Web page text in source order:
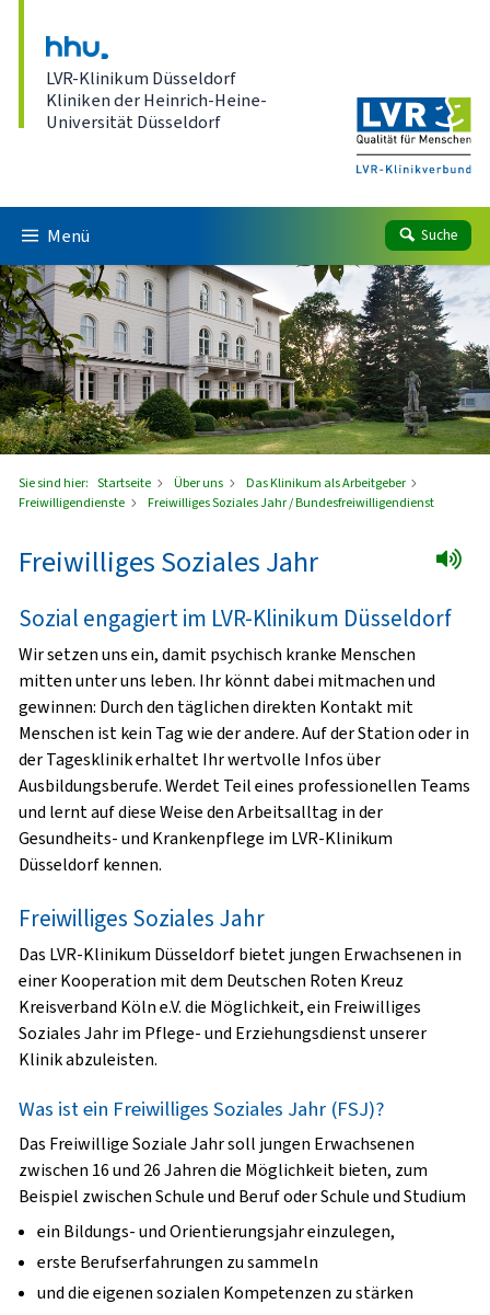
LVR-Klinikum Düsseldorf
Kliniken der Heinrich-Heine-
Universität Düsseldorf
Menü Suche
Sie sind hier: Startseite Über uns
Das Klinikum als Arbeitgeber
Freiwilligendienste
Freiwilliges Soziales Jahr / Bundesfreiwilligendienst
Freiwilliges Soziales Jahr
Sozial engagiert im LVR-Klinikum Düsseldorf
Wir setzen uns ein, damit psychisch kranke Menschen
mitten unter uns leben. Ihr könnt dabei mitmachen und
gewinnen: Durch den täglichen direkten Kontakt mit
Menschen ist kein Tag wie der andere. Auf der Station oder in
der Tagesklinik erhaltet Ihr wertvolle Infos über
Ausbildungsberufe. Werdet Teil eines professionellen Teams
und lernt auf diese Weise den Arbeitsalltag in der
Gesundheits- und Krankenpflege im LVR-Klinikum
Düsseldorf kennen.
Freiwilliges Soziales Jahr
Das LVR-Klinikum Düsseldorf bietet jungen Erwachsenen in
einer Kooperation mit dem Deutschen Roten Kreuz
Kreisverband Köln e.V. die Möglichkeit, ein Freiwilliges
Soziales Jahr im Pflege- und Erziehungsdienst unserer
Klinik abzuleisten.
Was ist ein Freiwilliges Soziales Jahr (FSJ)?
Das Freiwillige Soziale Jahr soll jungen Erwachsenen
zwischen 16 und 26 Jahren die Möglichkeit bieten, zum
Beispiel zwischen Schule und Beruf oder Schule und Studium
ein Bildungs- und Orientierungsjahr einzulegen,
erste Berufserfahrungen zu sammeln
und die eigenen sozialen Kompetenzen zu stärken